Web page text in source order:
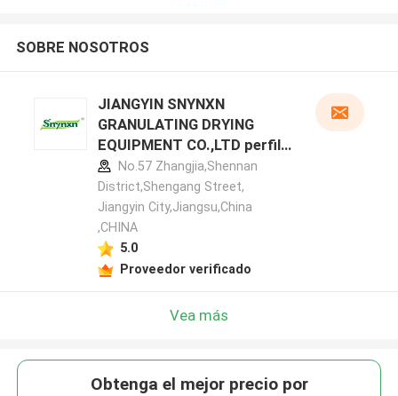
SOBRE NOSOTROS
JIANGYIN SNYNXN
GRANULATING DRYING
EQUIPMENT CO.,LTD perfil
del fabricante
No.57 Zhangjia,Shennan
District,Shengang Street,
Jiangyin City,Jiangsu,China
,CHINA
5.0
Proveedor verificado
Vea más
Obtenga el mejor precio por